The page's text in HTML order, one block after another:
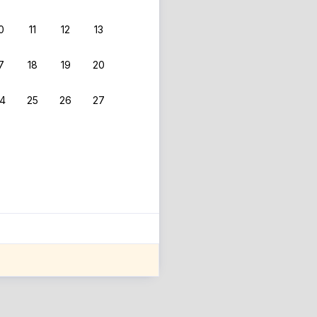
11 12 13
18 19 20
25 26 27